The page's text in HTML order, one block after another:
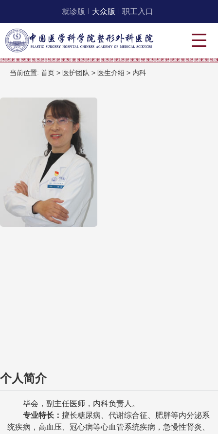
就诊版 大众版 职工入口
当前位置: 首页 > 医护团队 > 医生介绍 > 内科
个人简介
毕会，副主任医师，内科负责人。
专业特长： 擅长糖尿病、代谢综合征、肥胖等内分泌系
统疾病，高血压、冠心病等心血管系统疾病，急慢性肾炎、